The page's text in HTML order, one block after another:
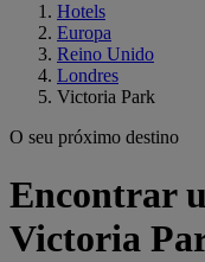
Hotels
Europa
Reino Unido
Londres
Victoria Park
O seu próximo destino
Encontrar
Victoria